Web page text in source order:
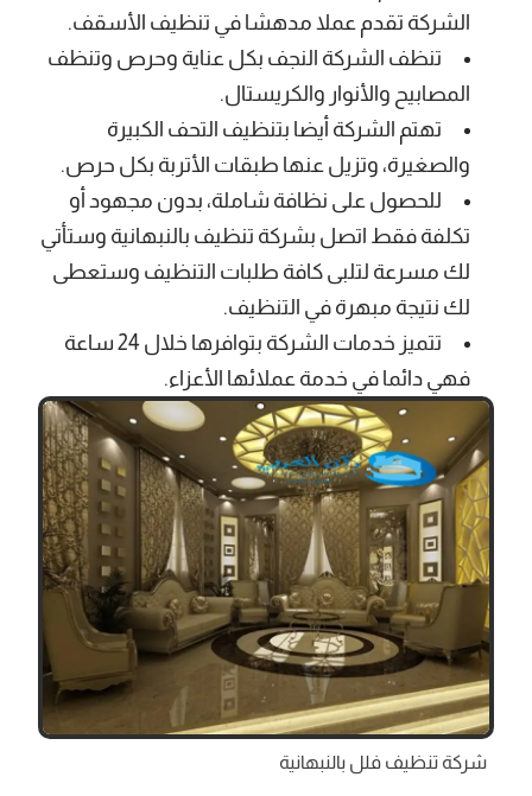
الشركة تقدم عملا مدهشا في تنظيف الأسقف.
تنظف الشركة النجف بكل عناية وحرص وتنظف
المصابيح والأنوار والكريستال.
تهتم الشركة أيضا بتنظيف التحف الكبيرة
والصغيرة، وتزيل عنها طبقات الأتربة بكل حرص.
للحصول على نظافة شاملة، بدون مجهود أو
تكلفة فقط اتصل بشركة تنظيف بالنبهانية وستأتي
لك مسرعة لتلبى كافة طلبات التنظيف وستعطى
لك نتيجة مبهرة في التنظيف.
تتميز خدمات الشركة بتوافرها خلال 24 ساعة
فهي دائما في خدمة عملائها الأعزاء.
شركة تنظيف فلل بالنبهانية